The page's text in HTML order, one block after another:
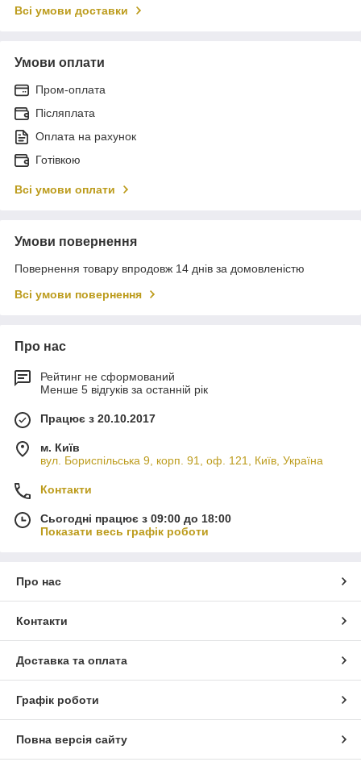
Всі умови доставки
Умови оплати
Пром-оплата
Післяплата
Оплата на рахунок
Готівкою
Всі умови оплати
Умови повернення
Повернення товару впродовж 14 днів за домовленістю
Всі умови повернення
Про нас
Рейтинг не сформований
Менше 5 відгуків за останній рік
Працює з 20.10.2017
м. Київ
вул. Бориспільська 9, корп. 91, оф. 121, Київ, Україна
Контакти
Сьогодні працює з 09:00 до 18:00
Показати весь графік роботи
Про нас
Контакти
Доставка та оплата
Графік роботи
Повна версія сайту